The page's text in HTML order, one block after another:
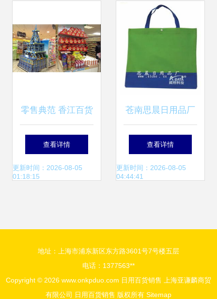
零售典范 香江百货
走红，解码其商品
陈列的销售魔力
查看详情
更新时间：2026-08-05
01:18:15
苍南思晨日用品厂
专注打造优质广告
礼品，开启日用百
查看详情
更新时间：2026-08-05
04:44:41
地址：上海市浦东新区东方路3601号7号楼五层
电话：1377563**
Copyright © 2026 www.onkpduo.com 日用百货销售
上海亚谦麟商贸
有限公司 日用百货销售 版权所有 Sitemap